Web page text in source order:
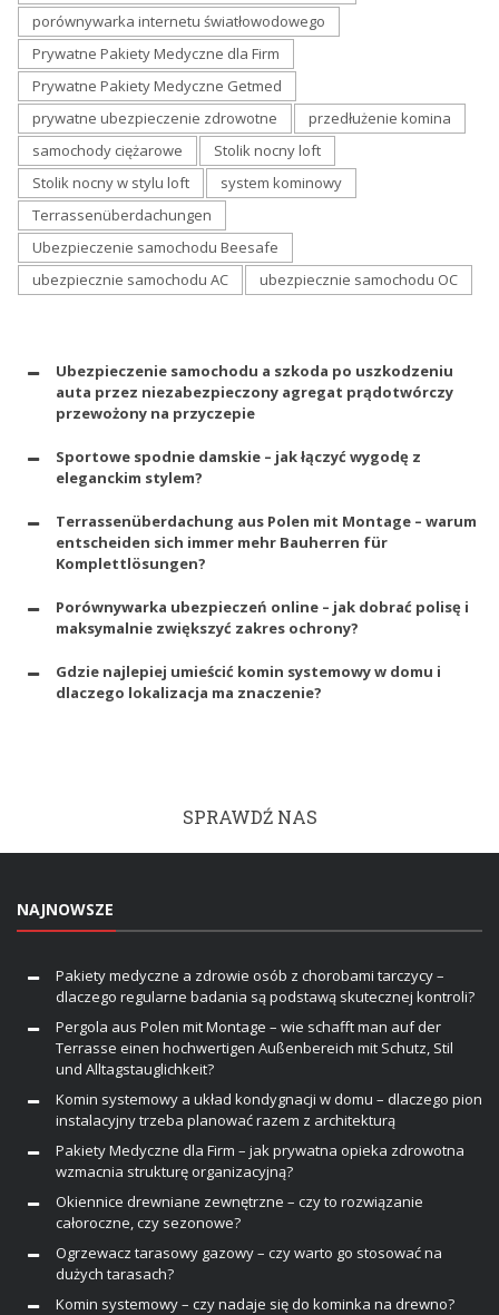
porównywarka internetu światłowodowego
Prywatne Pakiety Medyczne dla Firm
Prywatne Pakiety Medyczne Getmed
prywatne ubezpieczenie zdrowotne
przedłużenie komina
samochody ciężarowe
Stolik nocny loft
Stolik nocny w stylu loft
system kominowy
Terrassenüberdachungen
Ubezpieczenie samochodu Beesafe
ubezpiecznie samochodu AC
ubezpiecznie samochodu OC
Ubezpieczenie samochodu a szkoda po uszkodzeniu
auta przez niezabezpieczony agregat prądotwórczy
przewożony na przyczepie
Sportowe spodnie damskie – jak łączyć wygodę z
eleganckim stylem?
Terrassenüberdachung aus Polen mit Montage – warum
entscheiden sich immer mehr Bauherren für
Komplettlösungen?
Porównywarka ubezpieczeń online – jak dobrać polisę i
maksymalnie zwiększyć zakres ochrony?
Gdzie najlepiej umieścić komin systemowy w domu i
dlaczego lokalizacja ma znaczenie?
SPRAWDŹ NAS
NAJNOWSZE
Pakiety medyczne a zdrowie osób z chorobami tarczycy –
dlaczego regularne badania są podstawą skutecznej kontroli?
Pergola aus Polen mit Montage – wie schafft man auf der
Terrasse einen hochwertigen Außenbereich mit Schutz, Stil
und Alltagstauglichkeit?
Komin systemowy a układ kondygnacji w domu – dlaczego pion
instalacyjny trzeba planować razem z architekturą
Pakiety Medyczne dla Firm – jak prywatna opieka zdrowotna
wzmacnia strukturę organizacyjną?
Okiennice drewniane zewnętrzne – czy to rozwiązanie
całoroczne, czy sezonowe?
Ogrzewacz tarasowy gazowy – czy warto go stosować na
dużych tarasach?
Komin systemowy – czy nadaje się do kominka na drewno?